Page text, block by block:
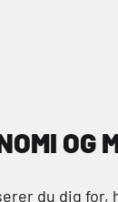
OG
du dig